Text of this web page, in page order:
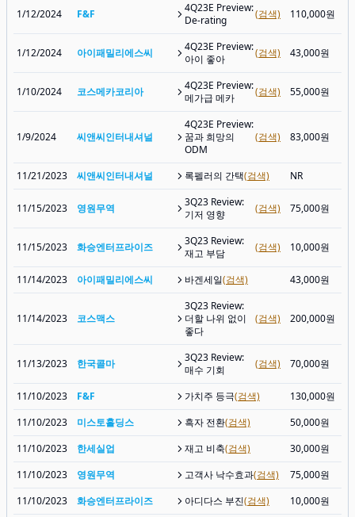
1/12/2024 F&F
4Q23E Preview:
De-rating
(검색) 110,000원
1/12/2024 아이패밀리에스씨
4Q23E Preview:
아이 좋아
(검색) 43,000원
1/10/2024 코스메카코리아
4Q23E Preview:
메가급 메카
(검색) 55,000원
1/9/2024 씨앤씨인터내셔널
4Q23E Preview:
꿈과 희망의
ODM
(검색) 83,000원
11/21/2023 씨앤씨인터내셔널 록펠러의 간택(검색) NR
11/15/2023 영원무역
3Q23 Review:
기저 영향
(검색) 75,000원
11/15/2023 화승엔터프라이즈
3Q23 Review:
재고 부담
(검색) 10,000원
11/14/2023 아이패밀리에스씨 바겐세일(검색) 43,000원
11/14/2023 코스맥스
3Q23 Review:
더할 나위 없이
좋다
(검색) 200,000원
11/13/2023 한국콜마
3Q23 Review:
매수 기회
(검색) 70,000원
11/10/2023 F&F 가치주 등극(검색) 130,000원
11/10/2023
미스토홀딩스 흑자 전환(검색) 50,000원
11/10/2023
한세실업 재고 비축(검색) 30,000원
11/10/2023
영원무역 고객사 낙수효과(검색) 75,000원
11/10/2023
화승엔터프라이즈 아디다스 부진(검색) 10,000원